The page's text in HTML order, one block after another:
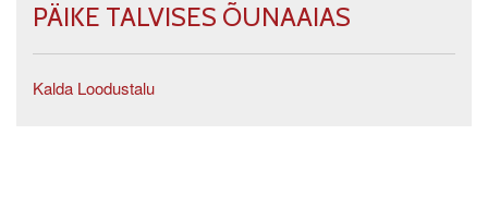
PÄIKE TALVISES ÕUNAAIAS
Kalda Loodustalu